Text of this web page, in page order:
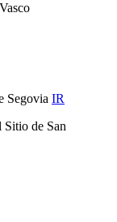
Segovia IR
Sitio de San